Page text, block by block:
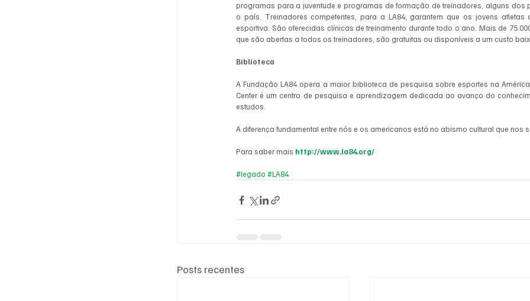
programas para a juventude e programas de formação de treinadores, alguns dos
o país. Treinadores competentes, para a LA84, garantem que os jovens
esportiva. São oferecidas clínicas de treinamento durante todo o ano. Mais de
que são abertas a todos os treinadores, são gratuitas ou disponíveis a um custo
Biblioteca
A Fundação LA84 opera a maior biblioteca de pesquisa sobre esportes na
Center é um centro de pesquisa e aprendizagem dedicada ao avanço do
estudos.
A diferença fundamental entre nós e os americanos está no abismo cultural que nos
Para saber mais http://www.la84.org/
#legado #LA84
Posts recentes